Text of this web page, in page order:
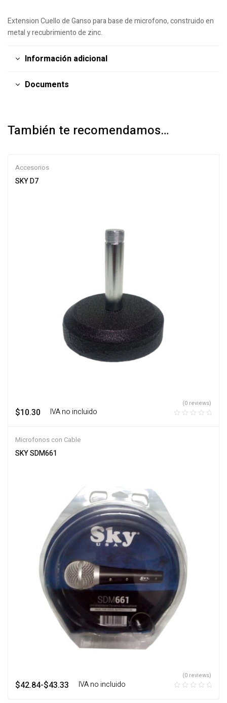
Extension Cuello de Ganso para base de microfono, construido en
metal y recubrimiento de zinc.
Información adicional
Documents
También te recomendamos…
Accesorios
SKY D7
$10.30 ‎ ‎ ‎ IVA no incluido
(0 reviews)
Microfonos con Cable
SKY SDM661
$42.84-$43.33 ‎ ‎ ‎ IVA no incluido
(0 reviews)